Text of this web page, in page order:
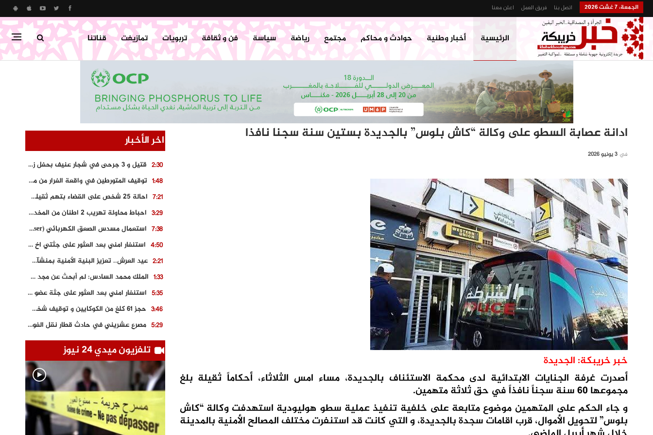
الجمعة، 7 غشت 2026 اتصل بنا فريق العمل اعلن معنا
الرئيسية أخبار وطنية حوادث و محاكم مجتمع رياضة سياسة فن و ثقافة تربويات تمازيغت قناتنا
ادانة عصابة السطو على وكالة “كاش بلوس” بالجديدة بستين سنة سجنا نافذا
في 3 يونيو 2026
خبر خريبكة: الجديدة
أصدرت غرفة الجنايات الابتدائية لدى محكمة الاستئناف بالجديدة، مساء امس الثلاثاء، أحكاماً ثقيلة بلغ
مجموعها 60 سنة سجناً نافذاً في حق ثلاثة متهمين.
و جاء الحكم على المتهمين موضوع متابعة على خلفية تنفيذ عملية سطو هوليودية استهدفت وكالة “كاش
بلوس” لتحويل الأموال، قرب اقامات سجدة بالجديدة، و التي كانت قد استنفرت مختلف المصالح الأمنية بالمدينة
اخر الأخبار
2:30
قتيل و 3 جرحى في شجار عنيف بحفل زفاف بسوق اليبت
1:48
توقيف المتورطين في واقعة الفرار من محطة وقود و حجز السيارة
7:21
احالة 25 شخص على القضاء بتهم ثقيلة على خلفية احداث المناطق الشمالية
3:29
احباط محاولة تهريب 2 اطنان من المخدرات بتارودانت
7:38
استعمال مسدس الصعق الكهربائي (Taser) من اجل تحرير شابة محتجزة
4:50
استنفار امني بعد العثور على جثتي اخ و ابن صاحب مطعم اسماك مشهور بطنجة
2:21
عيد العرش.. تعزيز البنية الأمنية بمنشآت و مصالح جديدة بكل من الحسيمة – فاس و الناظور
1:33
الملك محمد السادس: لم أبحث عن مجد شخصي.. وهَمي كرامة المغاربة
5:35
استنفار امني بعد العثور على جثة عضو سابق في حزب المصباح بالقنيطرة..
3:46
حجز 61 كلغ من الكوكايين و توقيف شخصين بالكركرات
5:29
مصرع عشريني في حادث قطار نقل الفوسفاط..
9:18
العثور على سبعينية جثة هامدة بمقر سكناها بمراكش
6:56
3:02
مصرع شابة ثلاثينية إثر سقوط سيارتها من منحدر خطير بالجرف الأصفر
3:04
توقيف “رضى الطالياني” بتهمة القيادة في حالة سكر و رفضه الامتثال للأمن
تلفزيون ميدي 24 نيوز